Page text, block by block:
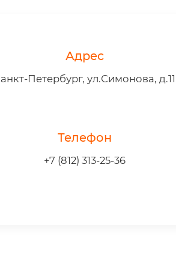
Адрес
Петербург, ул.Симонова, д.11
Телефон
+7 (812) 313-25-36